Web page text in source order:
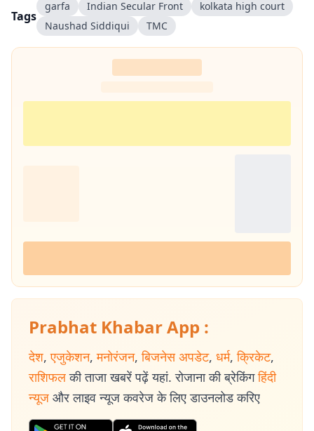
Tags
garfa Indian Secular Front
kolkata high court
Naushad Siddiqui
TMC
Prabhat Khabar App :
देश, एजुकेशन, मनोरंजन, बिजनेस अपडेट, धर्म, क्रिकेट,
राशिफल की ताजा खबरें पढ़ें यहां. रोजाना की ब्रेकिंग हिंदी
न्यूज और लाइव न्यूज कवरेज के लिए डाउनलोड करिए